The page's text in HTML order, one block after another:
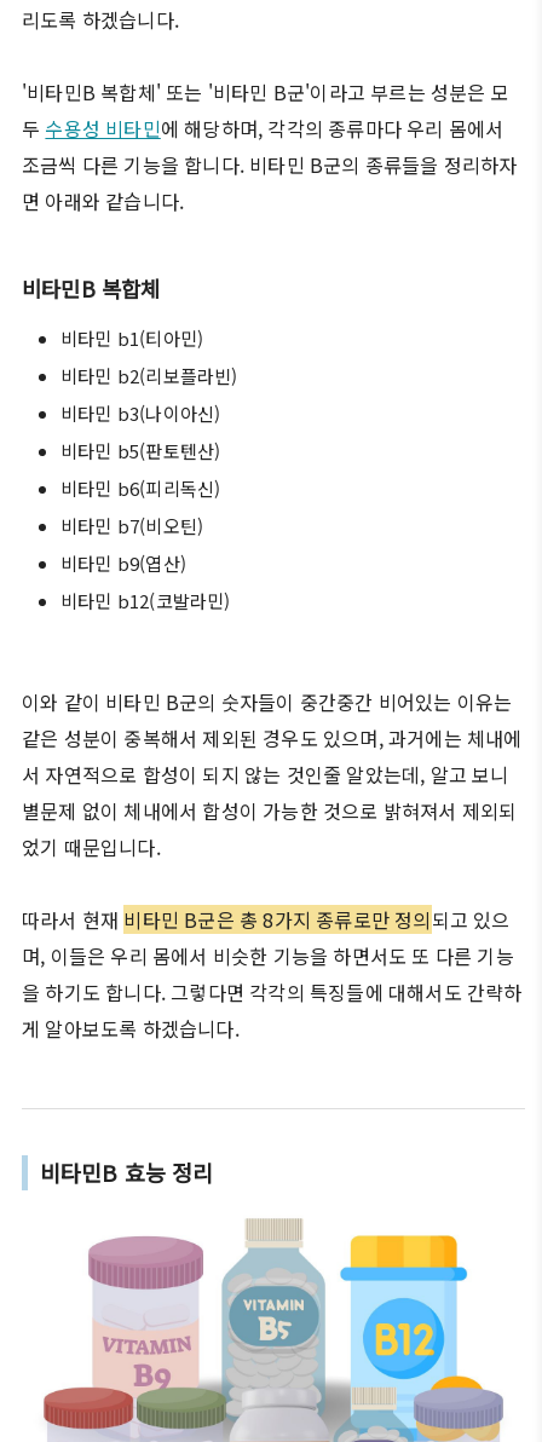
리도록 하겠습니다.
'비타민B 복합체' 또는 '비타민 B군'이라고 부르는 성분은 모
두 수용성 비타민에 해당하며, 각각의 종류마다 우리 몸에서
조금씩 다른 기능을 합니다. 비타민 B군의 종류들을 정리하자
면 아래와 같습니다.
비타민B 복합체
비타민 b1(티아민)
비타민 b2(리보플라빈)
비타민 b3(나이아신)
비타민 b5(판토텐산)
비타민 b6(피리독신)
비타민 b7(비오틴)
비타민 b9(엽산)
비타민 b12(코발라민)
이와 같이 비타민 B군의 숫자들이 중간중간 비어있는 이유는
같은 성분이 중복해서 제외된 경우도 있으며, 과거에는 체내에
서 자연적으로 합성이 되지 않는 것인줄 알았는데, 알고 보니
별문제 없이 체내에서 합성이 가능한 것으로 밝혀져서 제외되
었기 때문입니다.
따라서 현재 비타민 B군은 총 8가지 종류로만 정의되고 있으
며, 이들은 우리 몸에서 비슷한 기능을 하면서도 또 다른 기능
을 하기도 합니다. 그렇다면 각각의 특징들에 대해서도 간략하
게 알아보도록 하겠습니다.
비타민B 효능 정리